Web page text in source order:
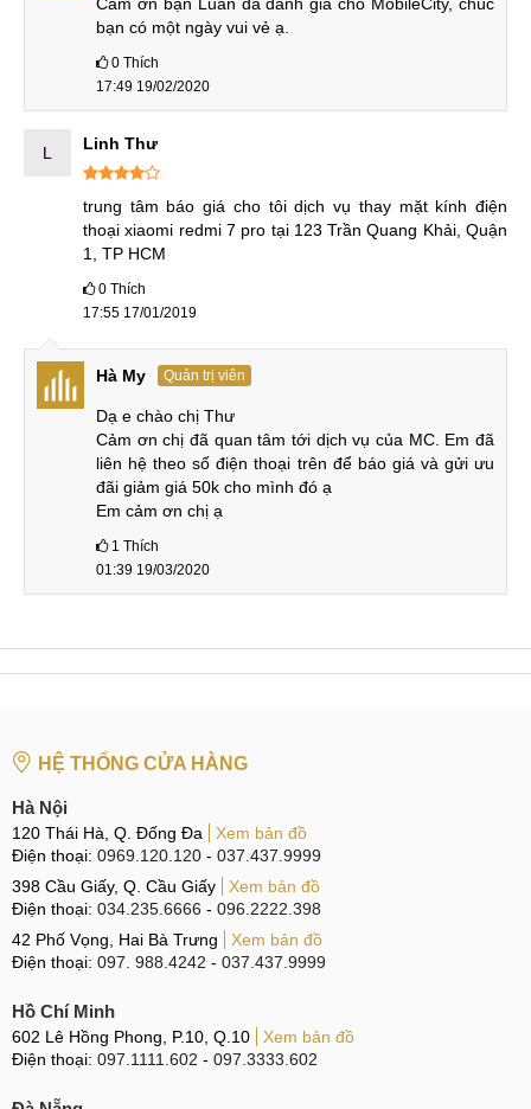
: Mức giá thay mặt kính Redmi 7 đưa ra chắc chắn tốt
nhất thị trường và sẽ báo giá kĩ càng công khai cùng khách
hàng trước khi thực hiện.
Thứ 7: Thời gian làm việc nhanh chóng theo quy trình
chuyên nghiệp. Đồng thời hỗ trợ khách hàng hoàn toàn có
thể ngồi theo dõi nên an tâm và không lo tình trạng tráo đổi
linh kiện xảy ra khi sửa chữa Xiaomi Redmi 7A.
Cam kết khi sử dụng dịch vụ thay mặt kính cảm
ứng Xiaomi Redmi 7A
Đến với trung tâm MobileCity để thay mặt kính Xiaomi
Redmi 7A thì trung tâm đảm bảo cam kết như sau:
Sử dụng toàn bộ linh phụ kiện chính hãng zin 100%.
Mức giá tốt nhất thị trường và báo giá công khai.
Chế độ bảo hành dịch vụ ép mặt kính Redmi 7 đầy đủ.
Quy trìnhsửa điện thoại Xiaomi
khách hàng không phải đợi chờ lâu.
"Thời gian thay mặt kính Xiaomi Redmi 7A tại trung tâm
nhanh chóng nhưng đảm bảo chất lượng tốt vô cùng, có đầy
đủ giấy tờ bảo hành nên tôi rất an tâm khi thực hiện. Hơn
nữa tôi còn được trực tiếp quan sát quá trình thay thế sửa
chữa tại trung tâm."
AnhĐào Vượng, TP.HCM:
tư vấn báo giá rõ ràng trước khi thực hiện thay thế sửa chữa
Redmi 7. Tôi và bạn bè của mình đều rất hài lòng về dịch vụ
bạn có một ngày vui vẻ ạ.
0 Thích
17:49 19/02/2020
L Linh Thư
trung tâm báo giá cho tôi dịch vụ thay mặt kính điện
thoại xiaomi redmi 7 pro tại 123 Trần Quang Khải, Quận
1, TP HCM
0 Thích
17:55 17/01/2019
Hà My Quản trị viên
Dạ e chào chị Thư
Cảm ơn chị đã quan tâm tới dịch vụ của MC. Em đã
liên hệ theo số điện thoại trên để báo giá và gửi ưu
đãi giảm giá 50k cho mình đó ạ
Em cảm ơn chị ạ
1 Thích
01:39 19/03/2020
HỆ THỐNG CỬA HÀNG
Hà Nội
120 Thái Hà, Q. Đống Đa
Xem bản đồ
Điện thoại: 0969.120.120 - 037.437.9999
398 Cầu Giấy, Q. Cầu Giấy
Xem bản đồ
Điện thoại: 034.235.6666 - 096.2222.398
42 Phố Vọng, Hai Bà Trưng
Xem bản đồ
Điện thoại: 097. 988.4242 - 037.437.9999
Hồ Chí Minh
602 Lê Hồng Phong, P.10, Q.10
Xem bản đồ
Điện thoại: 097.1111.602 - 097.3333.602